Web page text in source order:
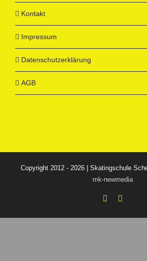
Kontakt
Impressum
Datenschutzerklärung
AGB
Copyright 2012 - 2026 | Skatingschule
mk-newmedia
Facebook